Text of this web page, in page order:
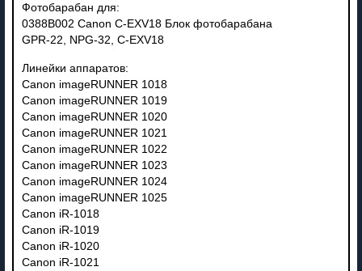
Фотобарабан для:
0388B002 Canon C-EXV18 Блок фотобарабана
GPR-22, NPG-32, C-EXV18
Линейки аппаратов:
Canon imageRUNNER 1018
Canon imageRUNNER 1019
Canon imageRUNNER 1020
Canon imageRUNNER 1021
Canon imageRUNNER 1022
Canon imageRUNNER 1023
Canon imageRUNNER 1024
Canon imageRUNNER 1025
Canon iR-1018
Canon iR-1019
Canon iR-1020
Canon iR-1021